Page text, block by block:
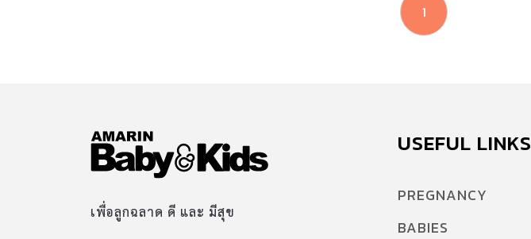
1
เพื่อลูกฉลาด ดี และ มีสุข
USEFUL LINKS
PREGNANCY
BABIES